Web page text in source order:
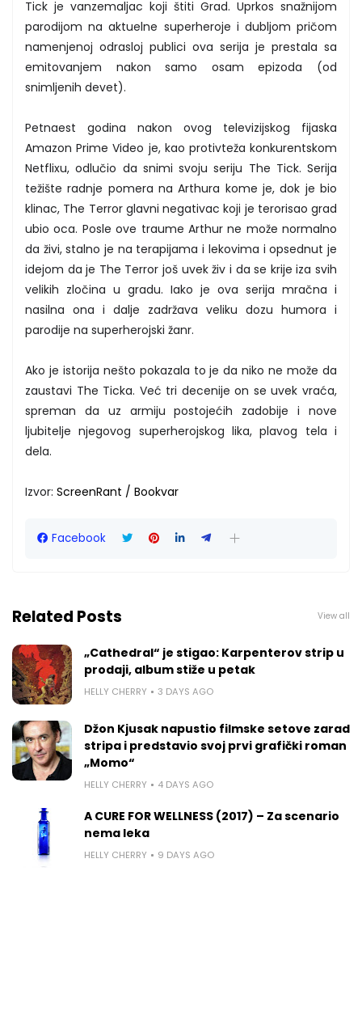
Tick je vanzemaljac koji štiti Grad. Uprkos snažnijom
parodijom na aktuelne superheroje i dubljom pričom
namenjenoj odrasloj publici ova serija je prestala sa
emitovanjem nakon samo osam epizoda (od
snimljenih devet).
Petnaest godina nakon ovog televizijskog fijaska
Amazon Prime Video je, kao protivteža konkurentskom
Netflixu, odlučio da snimi svoju seriju The Tick. Serija
težište radnje pomera na Arthura kome je, dok je bio
klinac, The Terror glavni negativac koji je terorisao grad
ubio oca. Posle ove traume Arthur ne može normalno
da živi, stalno je na terapijama i lekovima i opsednut je
idejom da je The Terror još uvek živ i da se krije iza svih
velikih zločina u gradu. Iako je ova serija mračna i
nasilna ona i dalje zadržava veliku dozu humora i
parodije na superherojski žanr.
Ako je istorija nešto pokazala to je da niko ne može da
zaustavi The Ticka. Već tri decenije on se uvek vraća,
spreman da uz armiju postojećih zadobije i nove
ljubitelje njegovog superherojskog lika, plavog tela i
dela.
Izvor: ScreenRant / Bookvar
Facebook
Related Posts View all
„Cathedral“ je stigao: Karpenterov strip u
prodaji, album stiže u petak
HELLY CHERRY 3 DAYS AGO
Džon Kjusak napustio filmske setove zarad
stripa i predstavio svoj prvi grafički roman
„Momo“
HELLY CHERRY 4 DAYS AGO
A CURE FOR WELLNESS (2017) – Za scenario
nema leka
HELLY CHERRY 9 DAYS AGO